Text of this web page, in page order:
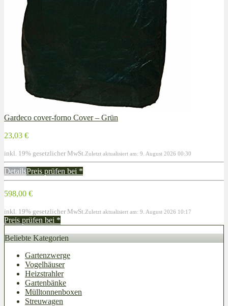
Gardeco cover-forno Cover – Grün
23,03 €
inkl. 19% gesetzlicher MwSt. Zuletzt aktualisiert am: 9. August 2026 00:30
DetailsPreis prüfen bei *
598,00 €
inkl. 19% gesetzlicher MwSt. Zuletzt aktualisiert am: 9. August 2026 10:17
Preis prüfen bei *
Beliebte Kategorien
Gartenzwerge
Vogelhäuser
Heizstrahler
Gartenbänke
Mülltonnenboxen
Streuwagen